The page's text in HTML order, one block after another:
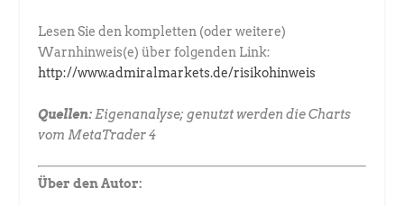
Lesen Sie den kompletten (oder weitere)
Warnhinweis(e) über folgenden Link:
http://www.admiralmarkets.de/risikohinweis
Quellen: Eigenanalyse; genutzt werden die Charts
vom MetaTrader 4
Über den Autor: